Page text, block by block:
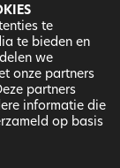
te
te bieden en
we
onze partners
partners
informatie die
op basis